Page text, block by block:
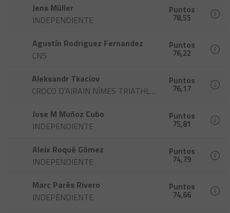
Jens Müller
INDEPENDIENTE
Puntos
78,55
Agustín Rodriguez Fernandez
CNS
Puntos
76,22
Aleksandr Tkaciov
CROCO D'AIRAIN NÎMES TRIATHLON
Puntos
76,17
Jose M Muñoz Cubo
INDEPENDIENTE
Puntos
75,81
Aleix Roqué Gómez
INDEPENDIENTE
Puntos
74,79
Marc Parés Rivero
INDEPENDIENTE
Puntos
74,66